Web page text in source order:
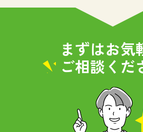
まずはお気
ご相談くだ